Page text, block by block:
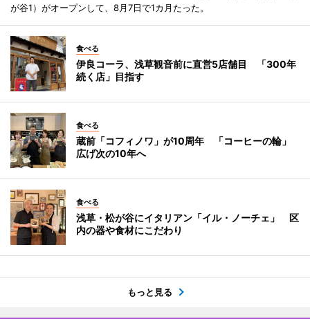
が谷1）がオープンして、8月7日で1カ月たった。
食べる
伊良コーラ、浅草観音前に直営5店舗目 「300年
続く店」目指す
食べる
蔵前「コフィノワ」が10周年 「コーヒーの輪」
広げ次の10年へ
食べる
浅草・松が谷にイタリアン「イル・ノーチェ」 区
内の器や食材にこだわり
もっと見る